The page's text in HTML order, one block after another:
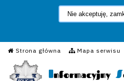
Nie akceptuję,
Strona główna Mapa serwisu
Informacyjny